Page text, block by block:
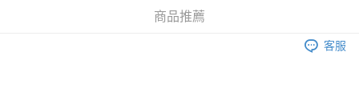
JD京東物流，訂單確認發貨後2-4個工作天送達
商品推薦
客服